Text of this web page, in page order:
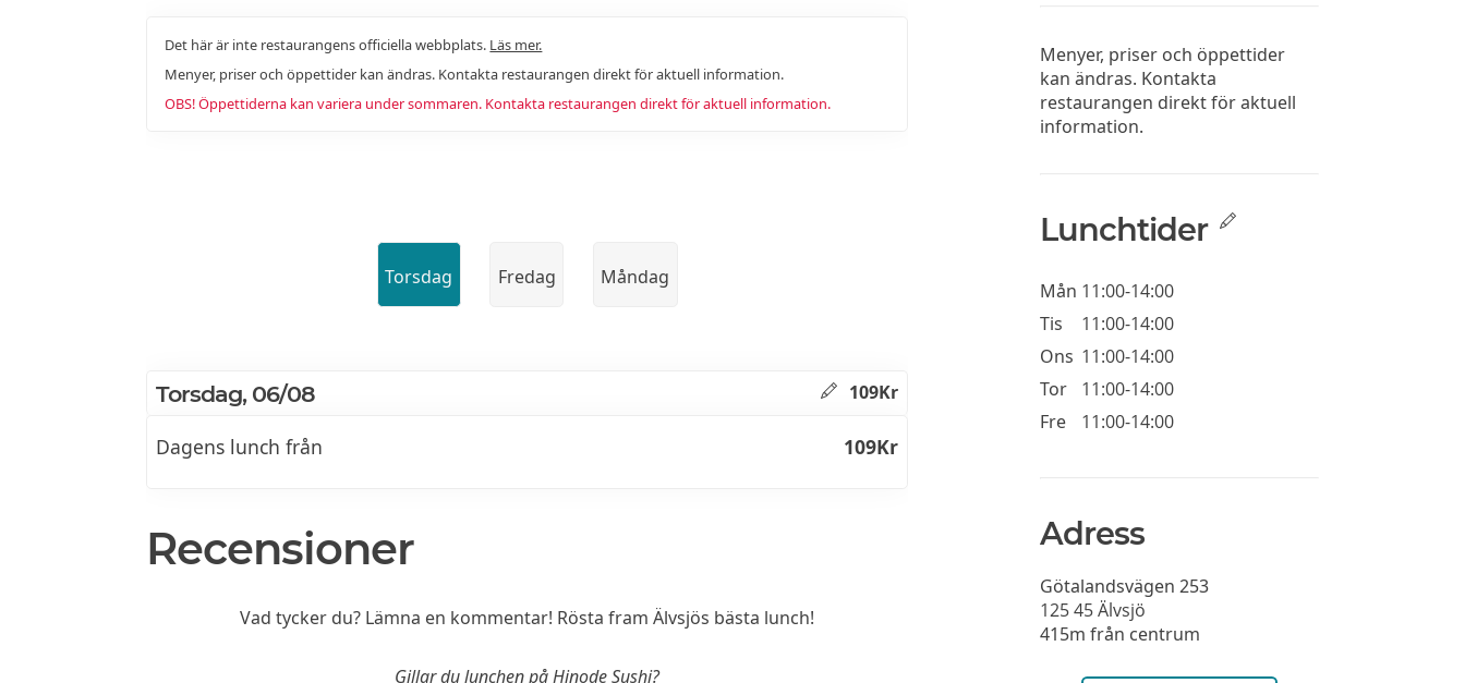
Det här är inte restaurangens officiella webbplats. Läs mer.
Menyer, priser och öppettider kan ändras. Kontakta restaurangen direkt för aktuell information.
OBS! Öppettiderna kan variera under sommaren. Kontakta restaurangen direkt för aktuell information.
Torsdag Fredag Måndag
Torsdag, 06/08 109Kr
Dagens lunch från 109Kr
Recensioner
Vad tycker du? Lämna en kommentar! Rösta fram Älvsjös bästa lunch!
Gillar du lunchen på Hinode Sushi?
Menyer, priser och öppettider
kan ändras. Kontakta
restaurangen direkt för aktuell
information.
Lunchtider
Mån 11:00-14:00
Tis
11:00-14:00
Ons 11:00-14:00
Tor
11:00-14:00
Fre
11:00-14:00
Adress
Götalandsvägen 253
125 45 Älvsjö
415m från centrum